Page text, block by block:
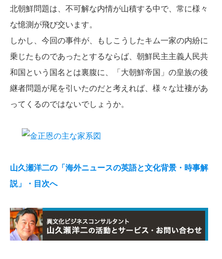
北朝鮮問題は、不可解な内情が山積する中で、常に様々
な憶測が飛び交います。
しかし、今回の事件が、もしこうしたキム一家の内紛に
乗じたものであったとするならば、朝鮮民主主義人民共
和国という国名とは裏腹に、「大朝鮮帝国」の皇族の後
継者問題が尾を引いたのだと考えれば、様々な辻褄があ
ってくるのではないでしょうか。
山久瀬洋二の「海外ニュースの英語と文化背景・時事解
説」・目次へ